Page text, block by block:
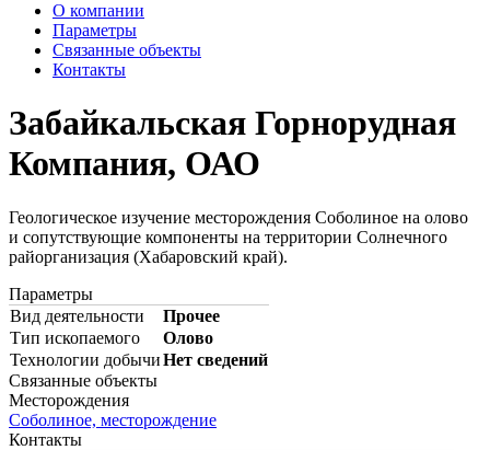
О компании
Параметры
Связанные объекты
Контакты
Забайкальская Горнорудная
Компания, ОАО
Геологическое изучение месторождения Соболиное на олово
и сопутствующие компоненты на территории Солнечного
райорганизация (Хабаровский край).
Параметры
Вид деятельности
Прочее
Тип ископаемого
Олово
Технологии добычиНет сведений
Связанные объекты
Месторождения
Соболиное, месторождение
Контакты